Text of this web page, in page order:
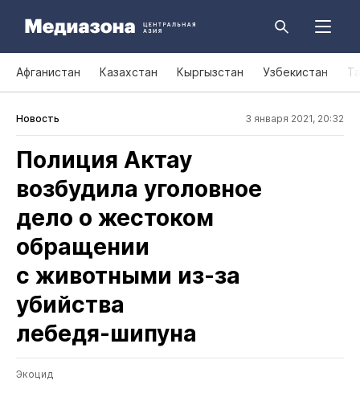
Афганистан Казахстан Кыргызстан Узбекистан
Новость 3 января 2021, 20:32
Полиция Актау
возбудила уголовное
дело о жестоком
обращении
с животными из‑за
убийства
лебедя‑шипуна
Экоцид